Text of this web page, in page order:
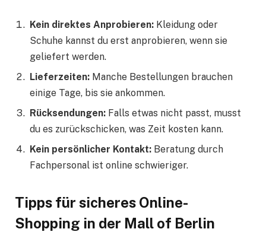
Kein direktes Anprobieren: Kleidung oder
Schuhe kannst du erst anprobieren, wenn sie
geliefert werden.
Lieferzeiten: Manche Bestellungen brauchen
einige Tage, bis sie ankommen.
Rücksendungen: Falls etwas nicht passt, musst
du es zurückschicken, was Zeit kosten kann.
Kein persönlicher Kontakt: Beratung durch
Fachpersonal ist online schwieriger.
Tipps für sicheres Online-
Shopping in der Mall of Berlin